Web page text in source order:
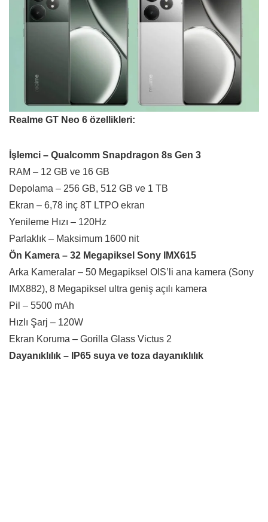
Realme GT Neo 6 özellikleri:
İşlemci – Qualcomm Snapdragon 8s Gen 3
RAM – 12 GB ve 16 GB
Depolama – 256 GB, 512 GB ve 1 TB
Ekran – 6,78 inç 8T LTPO ekran
Yenileme Hızı – 120Hz
Parlaklık – Maksimum 1600 nit
Ön Kamera – 32 Megapiksel Sony IMX615
Arka Kameralar – 50 Megapiksel OIS’li ana kamera (Sony
IMX882), 8 Megapiksel ultra geniş açılı kamera
Pil – 5500 mAh
Hızlı Şarj – 120W
Ekran Koruma – Gorilla Glass Victus 2
Dayanıklılık – IP65 suya ve toza dayanıklılık